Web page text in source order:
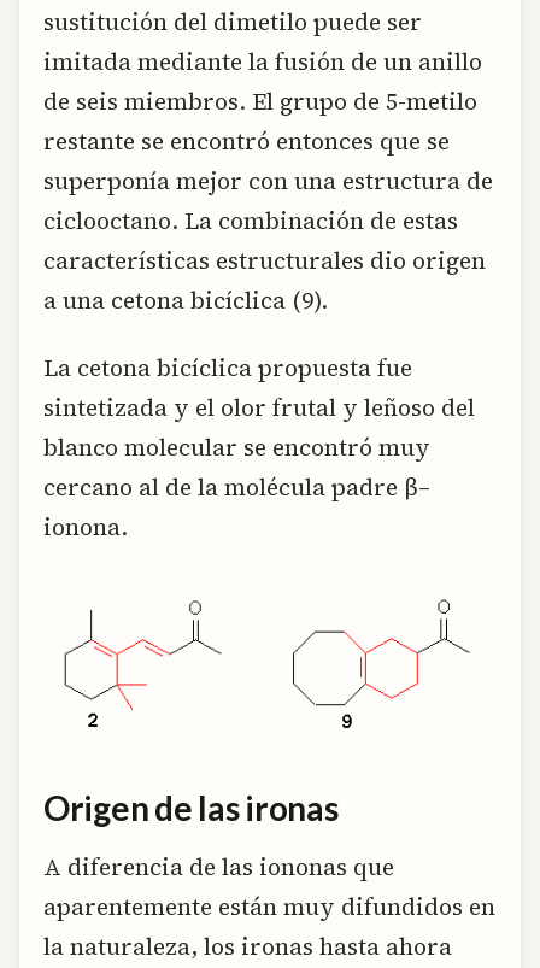
sustitución del dimetilo puede ser
imitada mediante la fusión de un anillo
de seis miembros. El grupo de 5-metilo
restante se encontró entonces que se
superponía mejor con una estructura de
ciclooctano. La combinación de estas
características estructurales dio origen
a una cetona bicíclica (9).
La cetona bicíclica propuesta fue
sintetizada y el olor frutal y leñoso del
blanco molecular se encontró muy
cercano al de la molécula padre β–
ionona.
Origen de las ironas
A diferencia de las iononas que
aparentemente están muy difundidos en
la naturaleza, los ironas hasta ahora